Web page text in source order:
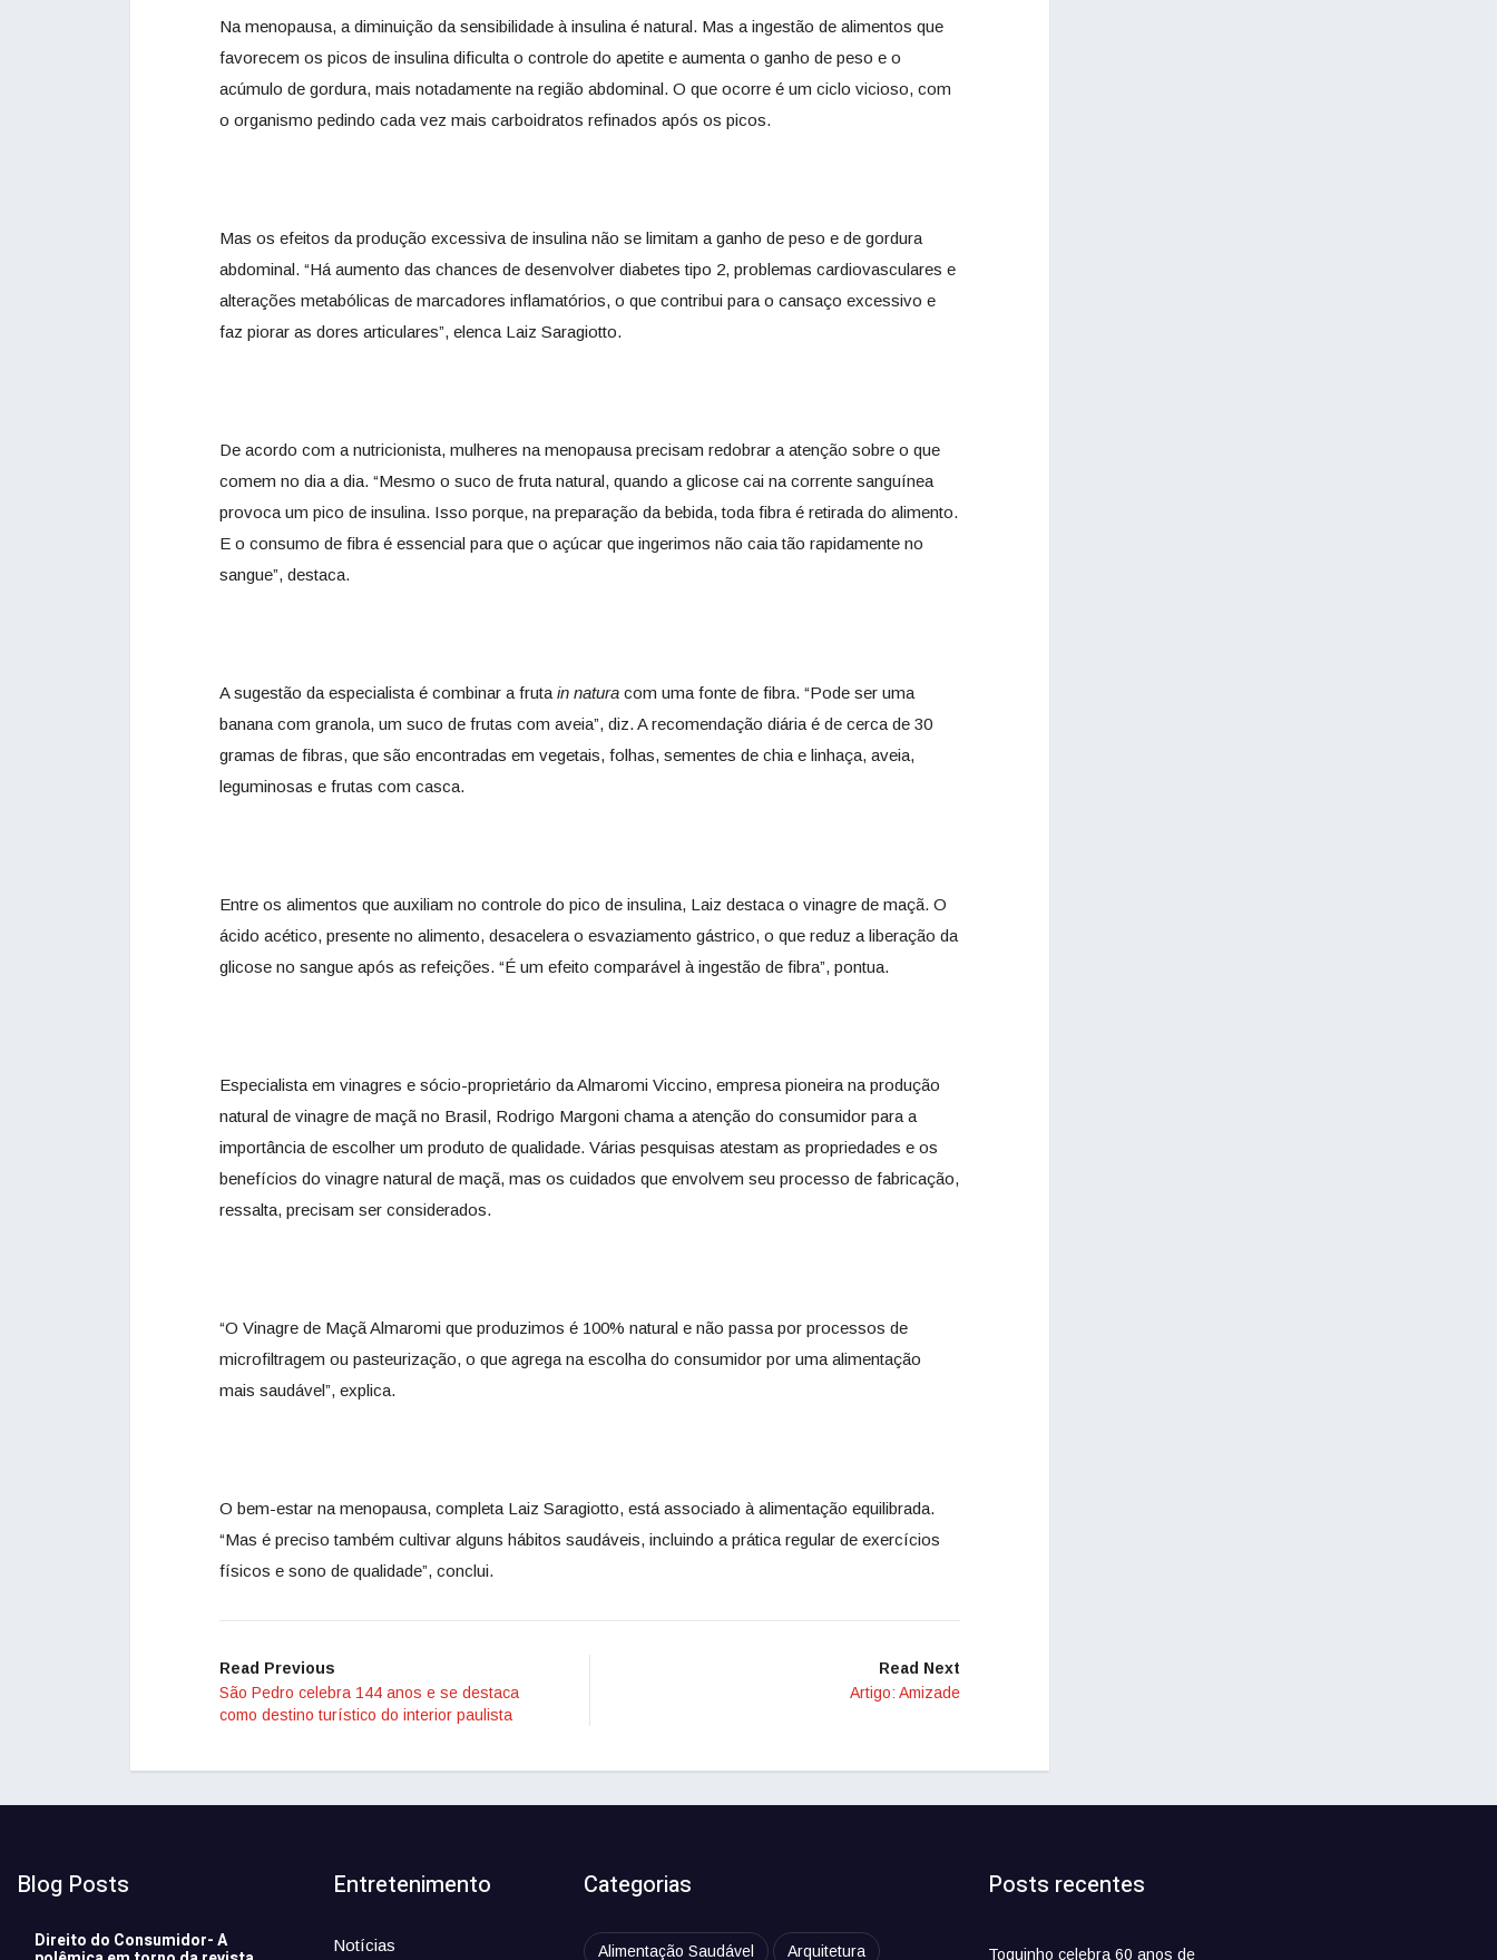
Na menopausa, a diminuição da sensibilidade à insulina é natural. Mas a ingestão de alimentos que
favorecem os picos de insulina dificulta o controle do apetite e aumenta o ganho de peso e o
acúmulo de gordura, mais notadamente na região abdominal. O que ocorre é um ciclo vicioso, com
o organismo pedindo cada vez mais carboidratos refinados após os picos.
Mas os efeitos da produção excessiva de insulina não se limitam a ganho de peso e de gordura
abdominal. “Há aumento das chances de desenvolver diabetes tipo 2, problemas cardiovasculares e
alterações metabólicas de marcadores inflamatórios, o que contribui para o cansaço excessivo e
faz piorar as dores articulares”, elenca Laiz Saragiotto.
De acordo com a nutricionista, mulheres na menopausa precisam redobrar a atenção sobre o que
comem no dia a dia. “Mesmo o suco de fruta natural, quando a glicose cai na corrente sanguínea
provoca um pico de insulina. Isso porque, na preparação da bebida, toda fibra é retirada do alimento.
E o consumo de fibra é essencial para que o açúcar que ingerimos não caia tão rapidamente no
sangue”, destaca.
A sugestão da especialista é combinar a fruta in natura com uma fonte de fibra. “Pode ser uma
banana com granola, um suco de frutas com aveia”, diz. A recomendação diária é de cerca de 30
gramas de fibras, que são encontradas em vegetais, folhas, sementes de chia e linhaça, aveia,
leguminosas e frutas com casca.
Entre os alimentos que auxiliam no controle do pico de insulina, Laiz destaca o vinagre de maçã. O
ácido acético, presente no alimento, desacelera o esvaziamento gástrico, o que reduz a liberação da
glicose no sangue após as refeições. “É um efeito comparável à ingestão de fibra”, pontua.
Especialista em vinagres e sócio-proprietário da Almaromi Viccino, empresa pioneira na produção
natural de vinagre de maçã no Brasil, Rodrigo Margoni chama a atenção do consumidor para a
importância de escolher um produto de qualidade. Várias pesquisas atestam as propriedades e os
benefícios do vinagre natural de maçã, mas os cuidados que envolvem seu processo de fabricação,
ressalta, precisam ser considerados.
“O Vinagre de Maçã Almaromi que produzimos é 100% natural e não passa por processos de
microfiltragem ou pasteurização, o que agrega na escolha do consumidor por uma alimentação
mais saudável”, explica.
O bem-estar na menopausa, completa Laiz Saragiotto, está associado à alimentação equilibrada.
“Mas é preciso também cultivar alguns hábitos saudáveis, incluindo a prática regular de exercícios
físicos e sono de qualidade”, conclui.
Read Previous
São Pedro celebra 144 anos e se destaca
como destino turístico do interior paulista
Read Next
Artigo: Amizade
Blog Posts
Direito do Consumidor- A
Entretenimento
Notícias
Categorias
Alimentação Saudável Arquitetura
Posts recentes
Toquinho celebra 60 anos de